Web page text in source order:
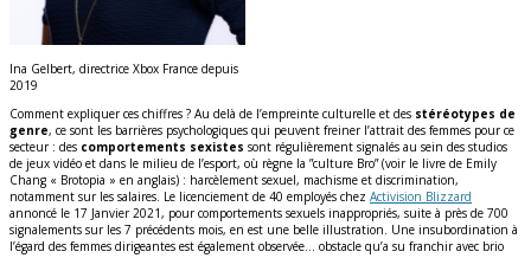
Ina Gelbert, directrice Xbox France depuis
2019
Comment expliquer ces chiffres ? Au delà de l’empreinte culturelle et des stéréotypes de
genre, ce sont les barrières psychologiques qui peuvent freiner l’attrait des femmes pour ce
secteur : des comportements sexistes sont régulièrement signalés au sein des studios
de jeux vidéo et dans le milieu de l’esport, où règne la ”culture Bro” (voir le livre de Emily
Chang « Brotopia » en anglais) : harcèlement sexuel, machisme et discrimination,
notamment sur les salaires. Le licenciement de 40 employés chez Activision Blizzard
annoncé le 17 Janvier 2021, pour comportements sexuels inappropriés, suite à près de 700
signalements sur les 7 précédents mois, en est une belle illustration. Une insubordination à
l’égard des femmes dirigeantes est également observée… obstacle qu’a su franchir avec brio